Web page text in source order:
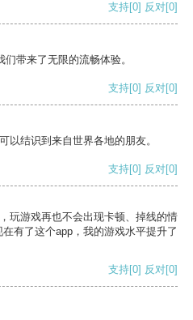
支持[0] 反对[0]
带来了无限的流畅体验。
支持[0] 反对[0]
以结识到来自世界各地的朋友。
支持[0] 反对[0]
玩游戏再也不会出现卡顿、掉线的情
有了这个app，我的游戏水平提升了
支持[0] 反对[0]